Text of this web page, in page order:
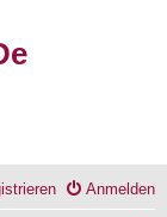
Anmelden